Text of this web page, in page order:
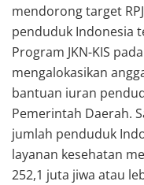
mendorong target
penduduk Indonesia
Program JKN-KIS
mengalokasikan
bantuan iuran
Pemerintah Daerah.
jumlah penduduk
layanan kesehatan
252,1 juta jiwa atau